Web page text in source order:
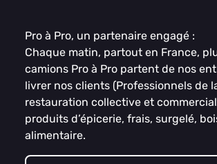
Pro à Pro, un partenaire engagé :
Chaque matin, partout en France,
camions Pro à Pro partent de nos
livrer nos clients (Professionnels de
restauration collective et
produits d’épicerie, frais, surgelé,
alimentaire.